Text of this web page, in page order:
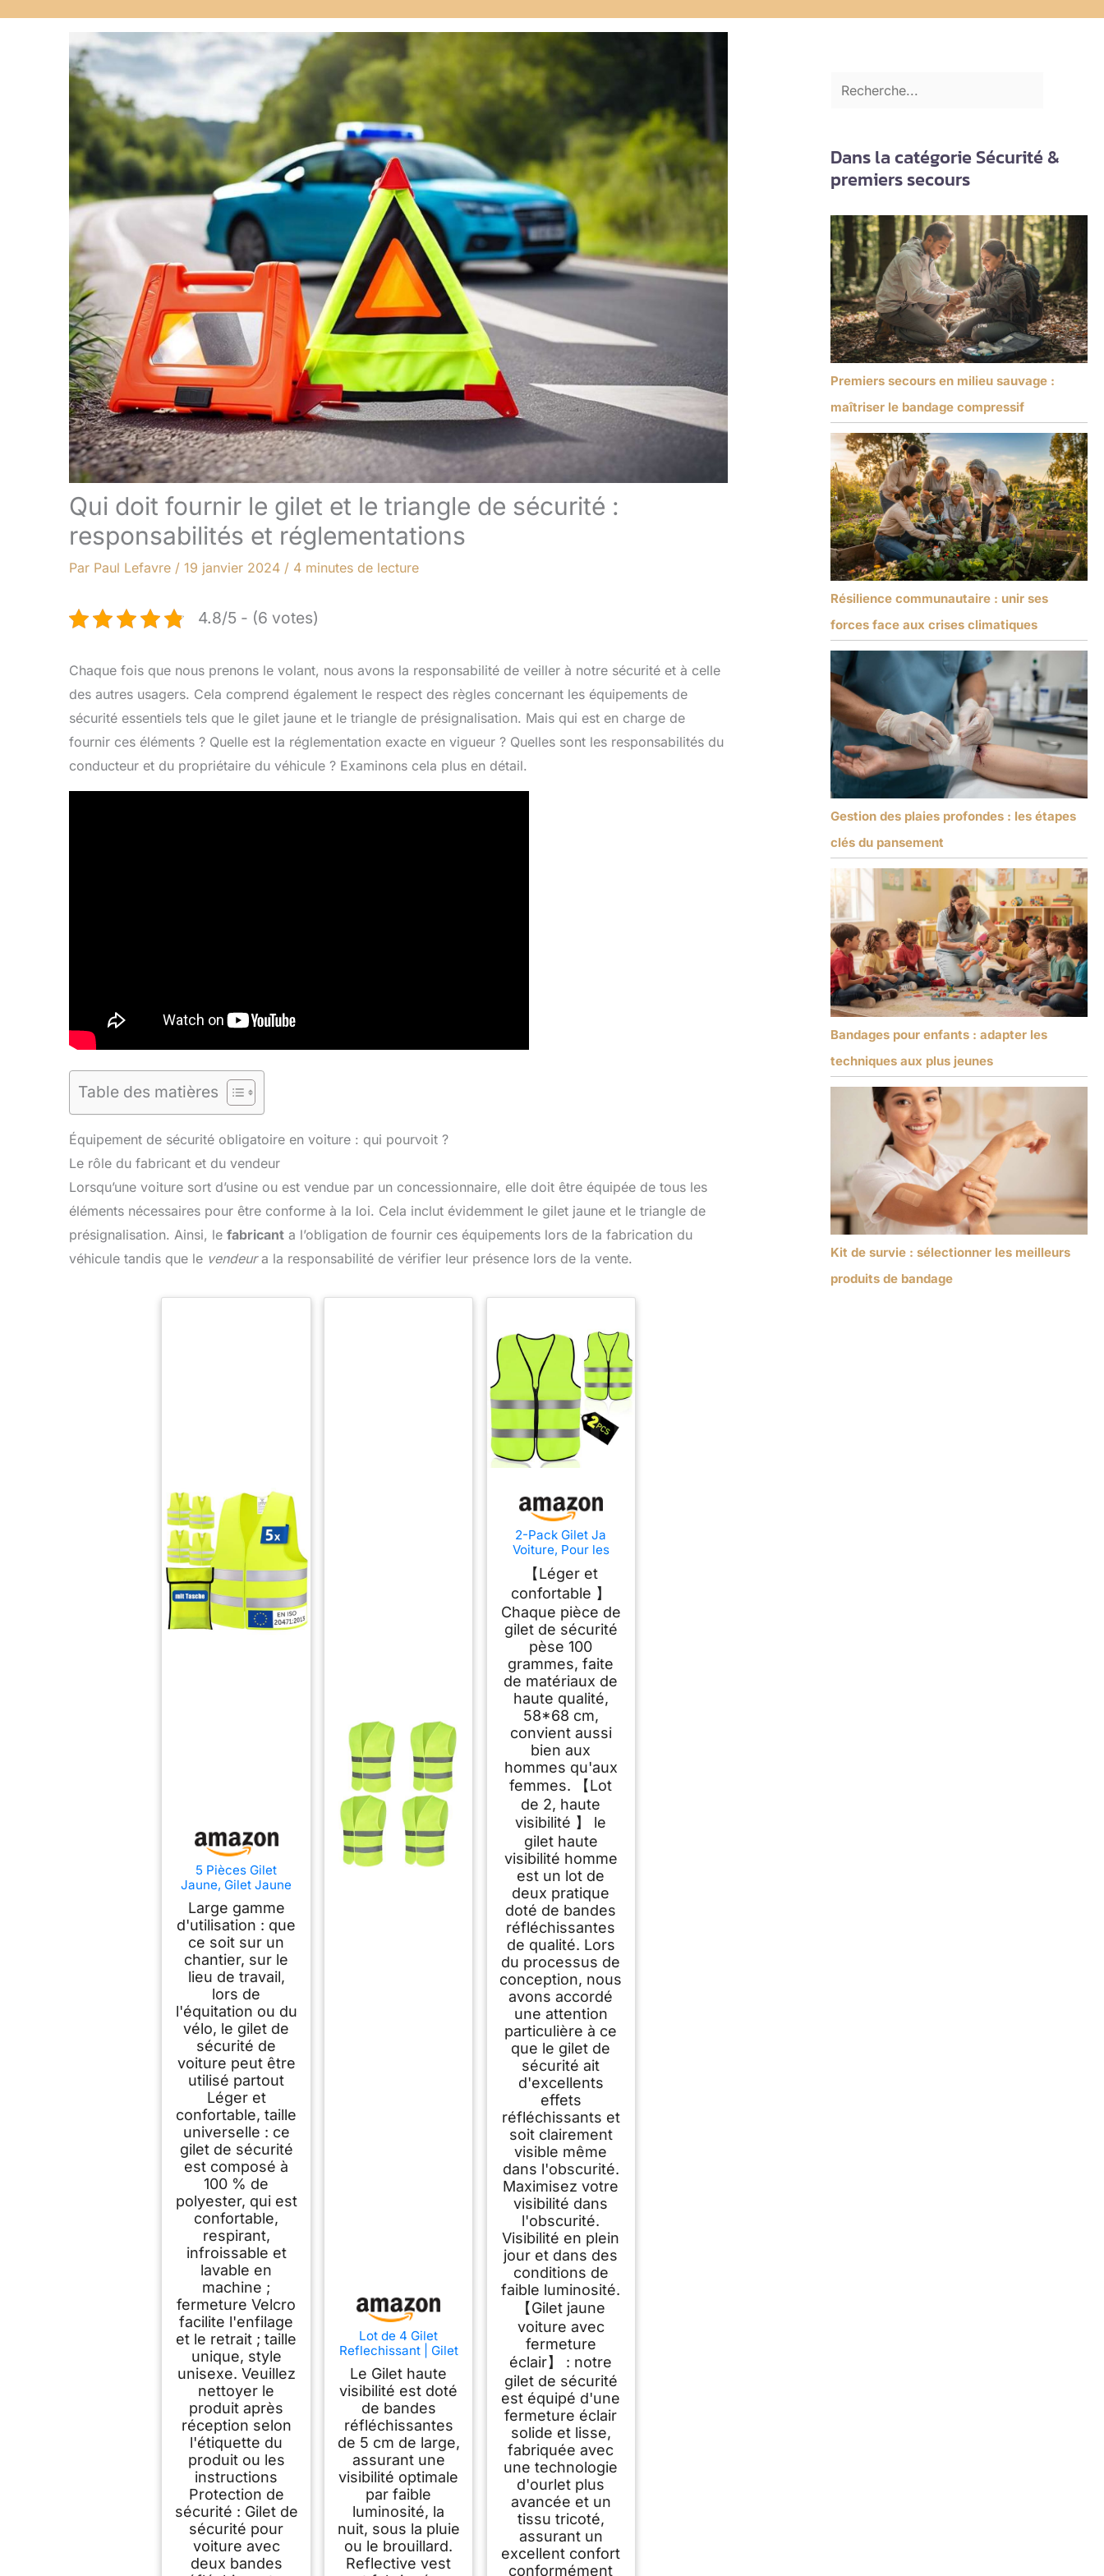
Qui doit fournir le gilet et le triangle de sécurité :
responsabilités et réglementations
Par Paul Lefavre / 19 janvier 2024 / 4 minutes de lecture
4.8/5 - (6 votes)
Chaque fois que nous prenons le volant, nous avons la responsabilité de veiller à notre sécurité et à celle
des autres usagers. Cela comprend également le respect des règles concernant les équipements de
sécurité essentiels tels que le gilet jaune et le triangle de présignalisation. Mais qui est en charge de
fournir ces éléments ? Quelle est la réglementation exacte en vigueur ? Quelles sont les responsabilités du
conducteur et du propriétaire du véhicule ? Examinons cela plus en détail.
Table des matières
Équipement de sécurité obligatoire en voiture : qui pourvoit ?
Le rôle du fabricant et du vendeur
Lorsqu’une voiture sort d’usine ou est vendue par un concessionnaire, elle doit être équipée de tous les
éléments nécessaires pour être conforme à la loi. Cela inclut évidemment le gilet jaune et le triangle de
présignalisation. Ainsi, le fabricant a l’obligation de fournir ces équipements lors de la fabrication du
véhicule tandis que le vendeura la responsabilité de vérifier leur présence lors de la vente.
5 Pièces Gilet
Jaune, Gilet Jaune
Adulte Enfant, Gilet
Reflechissant pour
Running Velo
Voiture, Gilet
Fluorescent De
SéCurité Unisexe,
Gilet Fluo pour la
Course à Pied le
Vélo la Moto et
Travail
Large gamme
d'utilisation : que
ce soit sur un
chantier, sur le
lieu de travail,
lors de
l'équitation ou du
vélo, le gilet de
sécurité de
voiture peut être
utilisé partout
Léger et
confortable, taille
universelle : ce
gilet de sécurité
est composé à
100 % de
polyester, qui est
confortable,
respirant,
infroissable et
lavable en
machine ;
fermeture Velcro
facilite l'enfilage
et le retrait ; taille
unique, style
unisexe. Veuillez
nettoyer le
produit après
réception selon
l'étiquette du
produit ou les
instructions
Protection de
sécurité : Gilet de
sécurité pour
voiture avec
deux bandes
Lot de 4 Gilet
Reflechissant | Gilet
Fluo avec de
Bandes
Réfléchissantes |
Gilet Haute Visibilité
pour Voiture,
Construction | Vert
Fluorescent
Le Gilet haute
visibilité est doté
de bandes
réfléchissantes
de 5 cm de large,
assurant une
visibilité optimale
par faible
luminosité, la
nuit, sous la pluie
ou le brouillard.
Reflective vest
2-Pack Gilet Ja
Voiture, Pour les
voitures, les
chantiers, etc (2
Pièces)
【Léger et
confortable 】
Chaque pièce de
gilet de sécurité
pèse 100
grammes, faite
de matériaux de
haute qualité,
58*68 cm,
convient aussi
bien aux
hommes qu'aux
femmes. 【Lot
de 2, haute
visibilité 】 le
gilet haute
visibilité homme
est un lot de
deux pratique
doté de bandes
réfléchissantes
de qualité. Lors
du processus de
conception, nous
avons accordé
une attention
particulière à ce
que le gilet de
sécurité ait
d'excellents
effets
réfléchissants et
soit clairement
visible même
dans l'obscurité.
Maximisez votre
visibilité dans
l'obscurité.
Visibilité en plein
jour et dans des
conditions de
faible luminosité.
【Gilet jaune
voiture avec
fermeture
éclair】 : notre
gilet de sécurité
est équipé d'une
fermeture éclair
solide et lisse,
fabriquée avec
une technologie
d'ourlet plus
avancée et un
tissu tricoté,
assurant un
excellent confort
conformément
Dans la catégorie Sécurité &
premiers secours
Premiers secours en milieu sauvage :
maîtriser le bandage compressif
Résilience communautaire : unir ses
forces face aux crises climatiques
Gestion des plaies profondes : les étapes
clés du pansement
Bandages pour enfants : adapter les
techniques aux plus jeunes
Kit de survie : sélectionner les meilleurs
produits de bandage